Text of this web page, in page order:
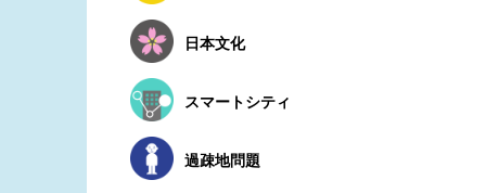
日本文化
スマートシティ
過疎地問題